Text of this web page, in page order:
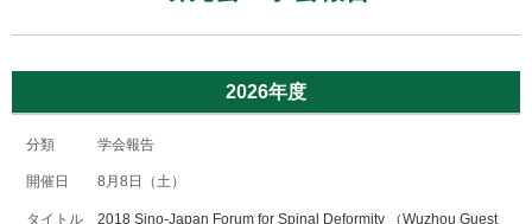
2026年度
学会報告
8月8日（土）
2018 Sino-Japan Forum for Spinal Deformity （Wuzhou Guest